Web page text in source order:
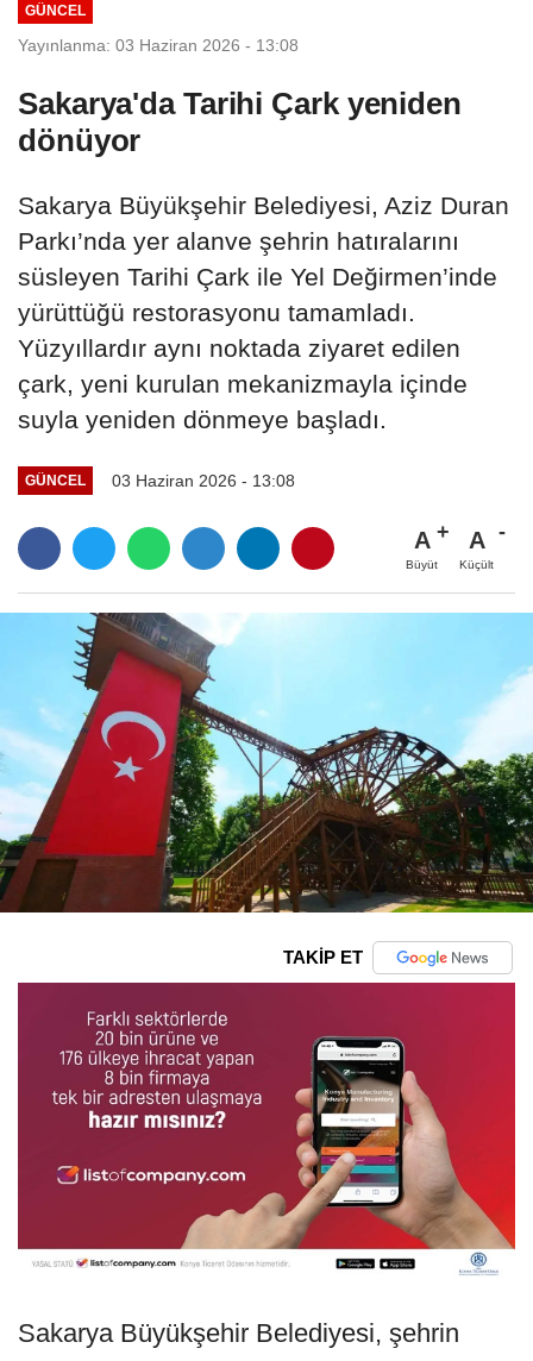
GÜNCEL
Yayınlanma: 03 Haziran 2026 - 13:08
Sakarya'da Tarihi Çark yeniden
dönüyor
Sakarya Büyükşehir Belediyesi, Aziz Duran
Parkı’nda yer alanve şehrin hatıralarını
süsleyen Tarihi Çark ile Yel Değirmen’inde
yürüttüğü restorasyonu tamamladı.
Yüzyıllardır aynı noktada ziyaret edilen
çark, yeni kurulan mekanizmayla içinde
suyla yeniden dönmeye başladı.
GÜNCEL 03 Haziran 2026 - 13:08
A
Büyüt
A
Küçült
TAKİP ET
Sakarya Büyükşehir Belediyesi, şehrin